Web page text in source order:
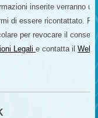
e Milano - Avvocato
inserite verranno
di essere ricontattato.
per revocare il
Legalie contatta il